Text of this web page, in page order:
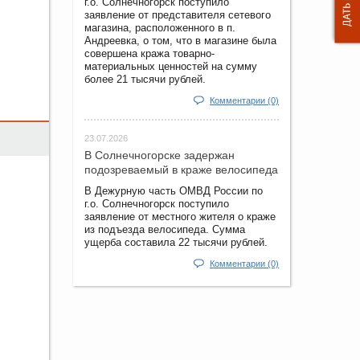
заявление от представителя сетевого
магазина, расположенного в п.
Андреевка, о том, что в магазине была
совершена кража товарно-
материальных ценностей на сумму
более 21 тысячи рублей.
Комментарии (0)
23.07.2026
В Солнечногорске задержан
подозреваемый в краже велосипеда
В Дежурную часть ОМВД России по
г.о. Солнечногорск поступило
заявление от местного жителя о краже
из подъезда велосипеда. Сумма
ущерба составила 22 тысячи рублей.
Комментарии (0)